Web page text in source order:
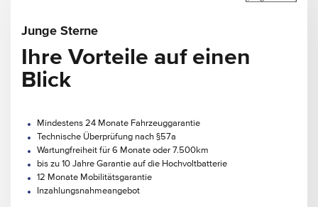
Junge Sterne
Ihre Vorteile auf einen
Blick
Mindestens 24 Monate Fahrzeuggarantie
Technische Überprüfung nach §57a
Wartungfreiheit für 6 Monate oder 7.500km
bis zu 10 Jahre Garantie auf die Hochvoltbatterie
12 Monate Mobilitätsgarantie
Inzahlungsnahmeangebot